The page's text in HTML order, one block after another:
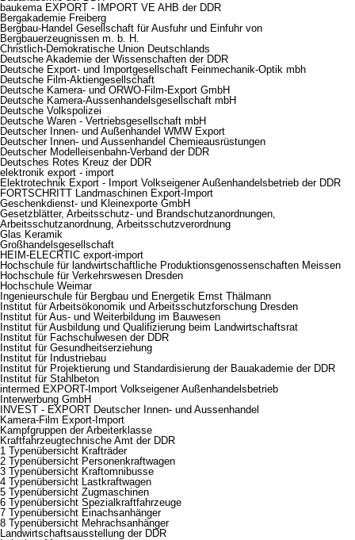
baukema EXPORT - IMPORT VE AHB der DDR
Bergakademie Freiberg
Bergbau-Handel Gesellschaft für Ausfuhr und Einfuhr von
Bergbauerzeugnissen m. b. H.
Christlich-Demokratische Union Deutschlands
Deutsche Akademie der Wissenschaften der DDR
Deutsche Export- und Importgesellschaft Feinmechanik-Optik mbh
Deutsche Film-Aktiengesellschaft
Deutsche Kamera- und ORWO-Film-Export GmbH
Deutsche Kamera-Aussenhandelsgesellschaft mbH
Deutsche Volkspolizei
Deutsche Waren - Vertriebsgesellschaft mbH
Deutscher Innen- und Außenhandel WMW Export
Deutscher Innen- und Aussenhandel Chemieausrüstungen
Deutscher Modelleisenbahn-Verband der DDR
Deutsches Rotes Kreuz der DDR
elektronik export - import
Elektrotechnik Export - Import Volkseigener Außenhandelsbetrieb der DDR
FORTSCHRITT Landmaschinen Export-Import
Geschenkdienst- und Kleinexporte GmbH
Gesetzblätter, Arbeitsschutz- und Brandschutzanordnungen,
Arbeitsschutzanordnung, Arbeitsschutzverordnung
Glas Keramik
Großhandelsgesellschaft
HEIM-ELECRTIC export-import
Hochschule für landwirtschaftliche Produktionsgenossenschaften Meissen
Hochschule für Verkehrswesen Dresden
Hochschule Weimar
Ingenieurschule für Bergbau und Energetik Ernst Thälmann
Institut für Arbeitsökonomik und Arbeitsschutzforschung Dresden
Institut für Aus- und Weiterbildung im Bauwesen
Institut für Ausbildung und Qualifizierung beim Landwirtschaftsrat
Institut für Fachschulwesen der DDR
Institut für Gesundheitserziehung
Institut für Industriebau
Institut für Projektierung und Standardisierung der Bauakademie der DDR
Institut für Stahlbeton
intermed EXPORT-Import Volkseigener Außenhandelsbetrieb
Interwerbung GmbH
INVEST - EXPORT Deutscher Innen- und Aussenhandel
Kamera-Film Export-Import
Kampfgruppen der Arbeiterklasse
Kraftfahrzeugtechnische Amt der DDR
1 Typenübersicht Krafträder
2 Typenübersicht Personenkraftwagen
3 Typenübersicht Kraftomnibusse
4 Typenübersicht Lastkraftwagen
5 Typenübersicht Zugmaschinen
6 Typenübersicht Spezialkraftfahrzeuge
7 Typenübersicht Einachsanhänger
8 Typenübersicht Mehrachsanhänger
Landwirtschaftsausstellung der DDR